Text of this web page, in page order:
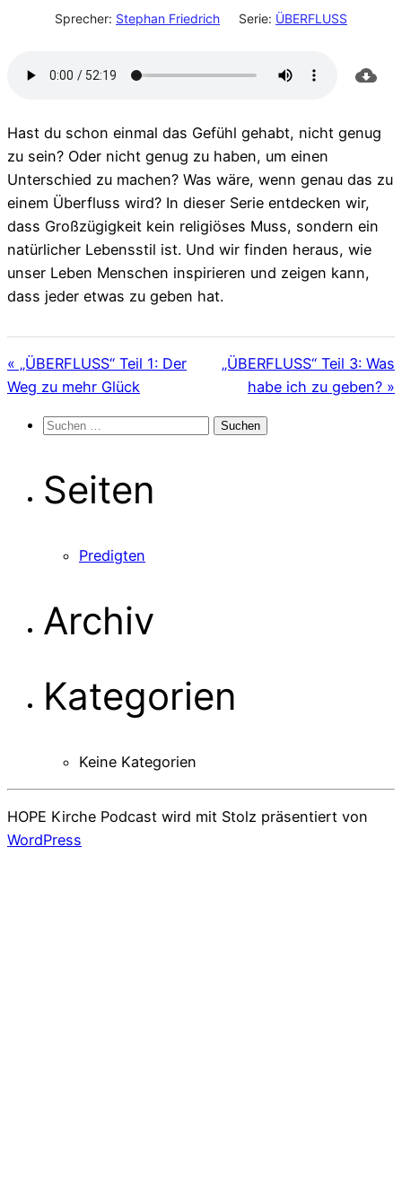
Sprecher: Stephan Friedrich Serie: ÜBERFLUSS
Hast du schon einmal das Gefühl gehabt, nicht genug
zu sein? Oder nicht genug zu haben, um einen
Unterschied zu machen? Was wäre, wenn genau das zu
einem Überfluss wird? In dieser Serie entdecken wir,
dass Großzügigkeit kein religiöses Muss, sondern ein
natürlicher Lebensstil ist. Und wir finden heraus, wie
unser Leben Menschen inspirieren und zeigen kann,
dass jeder etwas zu geben hat.
« „ÜBERFLUSS“ Teil 1: Der
Weg zu mehr Glück
„ÜBERFLUSS“ Teil 3: Was
habe ich zu geben? »
Suchen
Seiten
Predigten
Archiv
Kategorien
Keine Kategorien
HOPE Kirche Podcast wird mit Stolz präsentiert von
WordPress